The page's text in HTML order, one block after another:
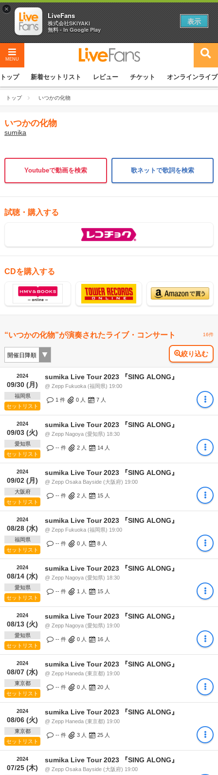
MENU
トップ 新着セットリスト レビュー チケット オンラインライブ
トップ いつかの化物
いつかの化物
sumika
Youtubeで動画を検索 歌ネットで歌詞を検索
試聴・購入する
CDを購入する
“いつかの化物”が演奏されたライブ・コンサート 16件
絞り込む
2024
09/30 (月)
福岡県
セットリスト
sumika Live Tour 2023 『SING ALONG』
@ Zepp Fukuoka (福岡県) 19:00
1 件 0 人 7 人
2024
09/03 (火)
愛知県
セットリスト
sumika Live Tour 2023 『SING ALONG』
@ Zepp Nagoya (愛知県) 18:30
-- 件 2 人 14 人
2024
09/02 (月)
大阪府
セットリスト
sumika Live Tour 2023 『SING ALONG』
@ Zepp Osaka Bayside (大阪府) 19:00
-- 件 2 人 15 人
2024
08/28 (水)
福岡県
セットリスト
sumika Live Tour 2023 『SING ALONG』
@ Zepp Fukuoka (福岡県) 19:00
-- 件 0 人 8 人
2024
08/14 (水)
愛知県
セットリスト
sumika Live Tour 2023 『SING ALONG』
@ Zepp Nagoya (愛知県) 18:30
-- 件 1 人 15 人
2024
08/13 (火)
愛知県
セットリスト
sumika Live Tour 2023 『SING ALONG』
@ Zepp Nagoya (愛知県) 19:00
-- 件 0 人 16 人
2024
08/07 (水)
東京都
セットリスト
sumika Live Tour 2023 『SING ALONG』
@ Zepp Haneda (東京都) 19:00
-- 件 0 人 20 人
2024
08/06 (火)
東京都
セットリスト
sumika Live Tour 2023 『SING ALONG』
@ Zepp Haneda (東京都) 19:00
-- 件 3 人 25 人
2024
07/25 (木)
sumika Live Tour 2023 『SING ALONG』
@ Zepp Osaka Bayside (大阪府) 19:00
×
LiveFans
株式会社SKIYAKI
無料 - In Google Play
表示